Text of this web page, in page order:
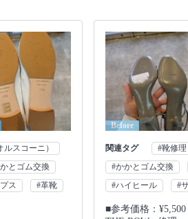
スコーニ）
とゴム交換
ス
#革靴
Before
関連タグ #靴修理
#かかとゴム交換
#ハイヒール
#
■参考価格：